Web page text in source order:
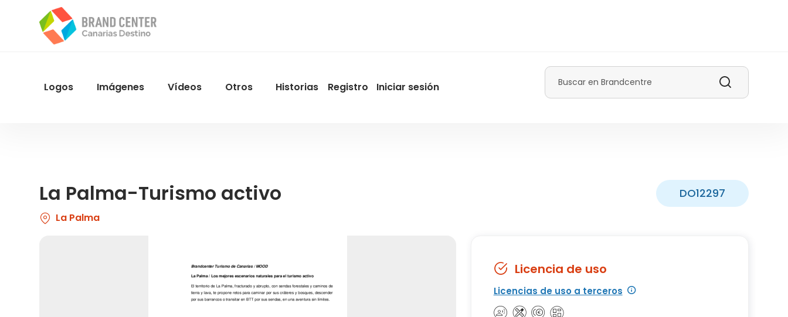
contenido
Menu
Logos Imágenes Vídeos Otros Historias
User
Registro Iniciar sesión
Buscar
La Palma-Turismo activo DO12297
La Palma
Licencia de uso
Licencias de uso a terceros